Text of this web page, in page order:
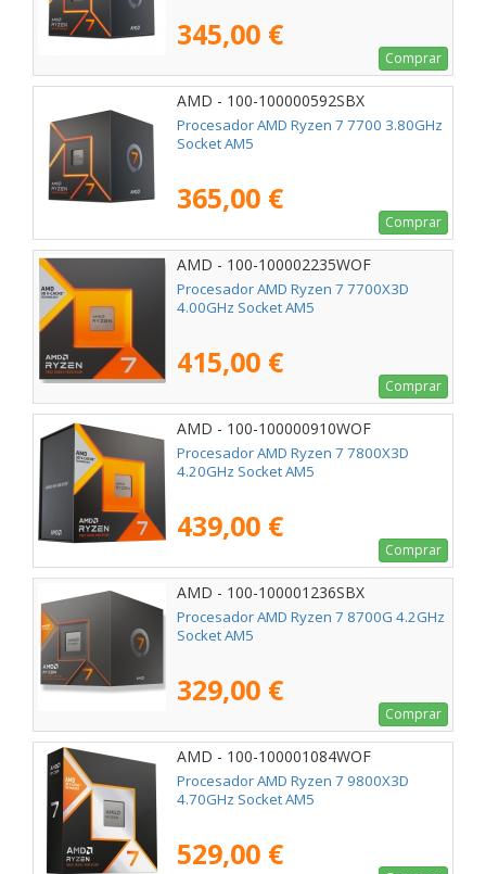
345,00 €
Comprar
AMD - 100-100000592SBX
Procesador AMD Ryzen 7 7700 3.80GHz
Socket AM5
365,00 €
Comprar
AMD - 100-100002235WOF
Procesador AMD Ryzen 7 7700X3D
4.00GHz Socket AM5
415,00 €
Comprar
AMD - 100-100000910WOF
Procesador AMD Ryzen 7 7800X3D
4.20GHz Socket AM5
439,00 €
Comprar
AMD - 100-100001236SBX
Procesador AMD Ryzen 7 8700G 4.2GHz
Socket AM5
329,00 €
Comprar
AMD - 100-100001084WOF
Procesador AMD Ryzen 7 9800X3D
4.70GHz Socket AM5
529,00 €